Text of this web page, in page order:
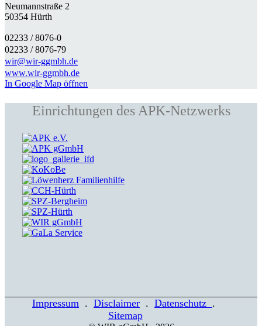
Neumannstraße 2
50354 Hürth
02233 / 8076-0​
02233 / 8076-79
wir@wir-ggmbh.de
www.wir-ggmbh.de
In Google Map öffnen
Einrichtungen des APK-Netzwerks
Impressum . Disclaimer . Datenschutz .
Sitemap